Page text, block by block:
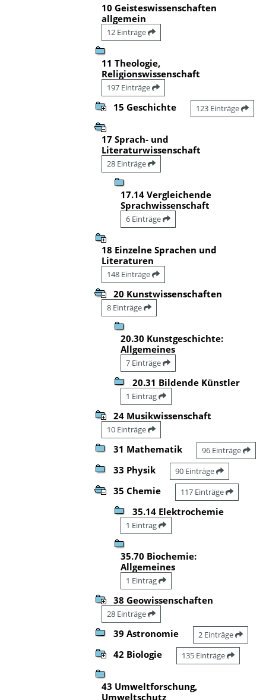
10 Geisteswissenschaften
allgemein
12 Einträge
11 Theologie,
Religionswissenschaft
197 Einträge
15 Geschichte 123 Einträge
17 Sprach- und
Literaturwissenschaft
28 Einträge
17.14 Vergleichende
Sprachwissenschaft
6 Einträge
18 Einzelne Sprachen und
Literaturen
148 Einträge
20 Kunstwissenschaften
8 Einträge
20.30 Kunstgeschichte:
Allgemeines
7 Einträge
20.31 Bildende Künstler
1 Eintrag
24 Musikwissenschaft
10 Einträge
31 Mathematik 96 Einträge
33 Physik 90 Einträge
35 Chemie 117 Einträge
35.14 Elektrochemie
1 Eintrag
35.70 Biochemie:
Allgemeines
1 Eintrag
38 Geowissenschaften
28 Einträge
39 Astronomie 2 Einträge
42 Biologie 135 Einträge
43 Umweltforschung,
Umweltschutz